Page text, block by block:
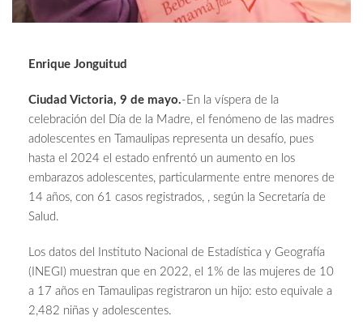
Enrique Jonguitud
Ciudad Victoria, 9 de mayo.-En la víspera de la
celebración del Día de la Madre, el fenómeno de las madres
adolescentes en Tamaulipas representa un desafío, pues
hasta el 2024 el estado enfrentó un aumento en los
embarazos adolescentes, particularmente entre menores de
14 años, con 61 casos registrados, , según la Secretaría de
Salud.
Los datos del Instituto Nacional de Estadística y Geografía
(INEGI) muestran que en 2022, el 1% de las mujeres de 10
a 17 años en Tamaulipas registraron un hijo: esto equivale a
2,482 niñas y adolescentes.